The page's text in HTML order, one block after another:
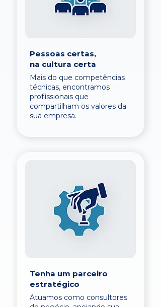
Pessoas certas,
na cultura certa
Mais do que competências
técnicas, encontramos
profissionais que
compartilham os valores da
sua empresa.
Tenha um parceiro
estratégico
Atuamos como consultores